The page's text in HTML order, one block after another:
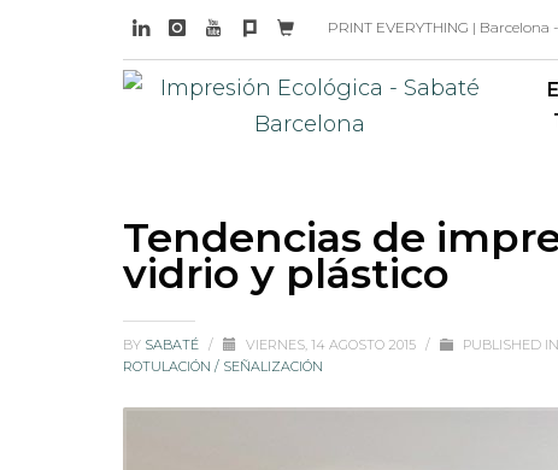
PRINT EVERYTHING | Barcelona
Tendencias de
vidrio y plástico
BY SABATÉ / VIERNES, 14 AGOSTO 2015 / PUBLISHED IN
ROTULACIÓN / SEÑALIZACIÓN